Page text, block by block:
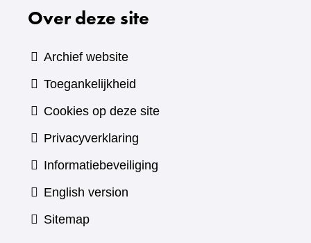
Over deze site
Archief website
Toegankelijkheid
Cookies op deze site
Privacyverklaring
Informatiebeveiliging
English version
Sitemap